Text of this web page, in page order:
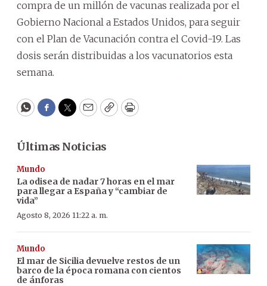
compra de un millón de vacunas realizada por el
Gobierno Nacional a Estados Unidos, para seguir
con el Plan de Vacunación contra el Covid-19. Las
dosis serán distribuidas a los vacunatorios esta
semana.
WhatsApp
Facebook
Twitter
EmailCopyPrint
Últimas Noticias
Mundo
La odisea de nadar 7 horas en el mar
para llegar a España y “cambiar de
vida”
Agosto 8, 2026 11:22 a. m.
Mundo
El mar de Sicilia devuelve restos de un
barco de la época romana con cientos
de ánforas